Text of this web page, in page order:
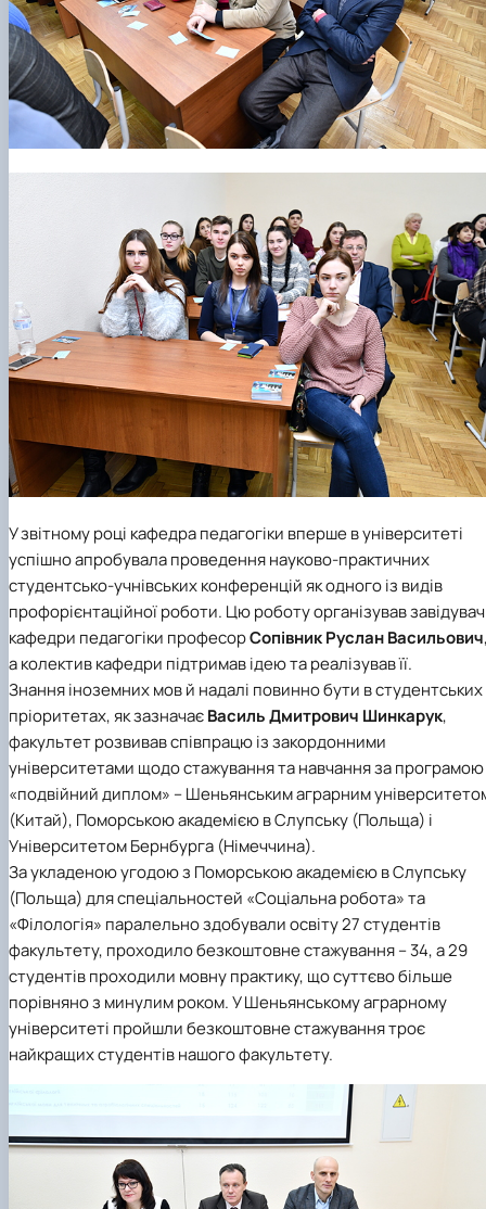
У звітному році кафедра педагогіки вперше в університеті
успішно апробувала проведення науково-практичних
студентсько-учнівських конференцій як одного із видів
профорієнтаційної роботи. Цю роботу організував завідувач
кафедри педагогіки професорСопівник Руслан Васильович
а колектив кафедри підтримав ідею та реалізував її.
Знання іноземних мов й надалі повинно бути в студентських
пріоритетах, як зазначаєВасиль Дмитрович Шинкарук,
факультет розвивав співпрацю із закордонними
університетами щодо стажування та навчання за програмою
«подвійний диплом» –Шеньянським аграрним
(Китай), Поморською академієюв Слупську (Польща) і
Університетом Бернбурга (Німеччина).
За укладеною угодою з Поморською академією в Слупську
(Польща) дляспеціальностей «Соціальна робота»та
«Філологія» паралельно здобували освіту 27 студентів
факультету, проходило безкоштовне стажування – 34, а 29
студентів проходили мовну практику, що суттєво більше
порівняно з минулим роком. У Шеньянському аграрному
університеті пройшли безкоштовне стажування троє
найкращих студентів нашого факультету.